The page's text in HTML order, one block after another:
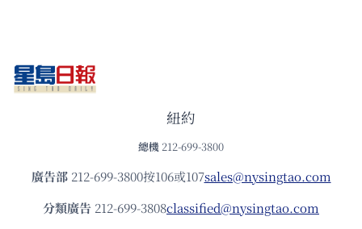
紐約
總機 212-699-3800
廣告部212-699-3800按106或107sales@nysingtao.com
分類廣告 212-699-3808classified@nysingtao.com